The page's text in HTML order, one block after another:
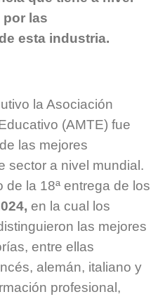
por las
esta industria.
la Asociación
(AMTE) fue
las mejores
sector a nivel mundial.
de la 18ª entrega de los
en la cual los
las mejores
entre ellas
alemán, italiano y
profesional,